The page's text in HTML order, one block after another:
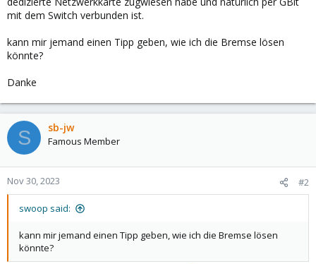
mit dem Switch verbunden ist.
kann mir jemand einen Tipp geben, wie ich die Bremse lösen
könnte?
Danke
S sb-jw
Famous Member
Nov 30, 2023 #2
swoop said:
kann mir jemand einen Tipp geben, wie ich die Bremse lösen
könnte?